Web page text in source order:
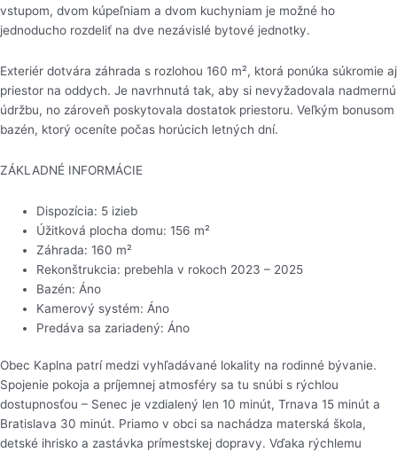
vstupom, dvom kúpeľniam a dvom kuchyniam je možné ho
jednoducho rozdeliť na dve nezávislé bytové jednotky.
Exteriér dotvára záhrada s rozlohou 160 m², ktorá ponúka súkromie aj
priestor na oddych. Je navrhnutá tak, aby si nevyžadovala nadmernú
údržbu, no zároveň poskytovala dostatok priestoru. Veľkým bonusom
bazén, ktorý oceníte počas horúcich letných dní.
ZÁKLADNÉ INFORMÁCIE
Dispozícia: 5 izieb
Úžitková plocha domu: 156 m²
Záhrada: 160 m²
Rekonštrukcia: prebehla v rokoch 2023 – 2025
Bazén: Áno
Kamerový systém: Áno
Predáva sa zariadený: Áno
Obec Kaplna patrí medzi vyhľadávané lokality na rodinné bývanie.
Spojenie pokoja a príjemnej atmosféry sa tu snúbi s rýchlou
dostupnosťou – Senec je vzdialený len 10 minút, Trnava 15 minút a
Bratislava 30 minút. Priamo v obci sa nachádza materská škola,
detské ihrisko a zastávka prímestskej dopravy. Vďaka rýchlemu